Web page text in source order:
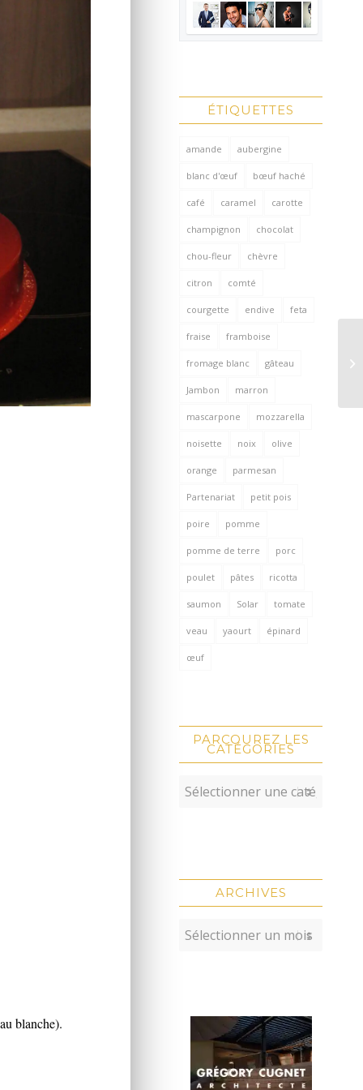
blanche).
ÉTIQUETTES
amande aubergine
blanc d'œuf bœuf haché
café caramel carotte
champignon chocolat
chou-fleur chèvre
citron comté
courgette endive feta
fraise framboise
fromage blanc gâteau
Jambon marron
mascarpone mozzarella
noisette noix olive
orange parmesan
Partenariat petit pois
poire pomme
pomme de terre porc
poulet pâtes ricotta
saumon Solar tomate
veau yaourt épinard
œuf
PARCOUREZ LES
CATÉGORIES
ARCHIVES